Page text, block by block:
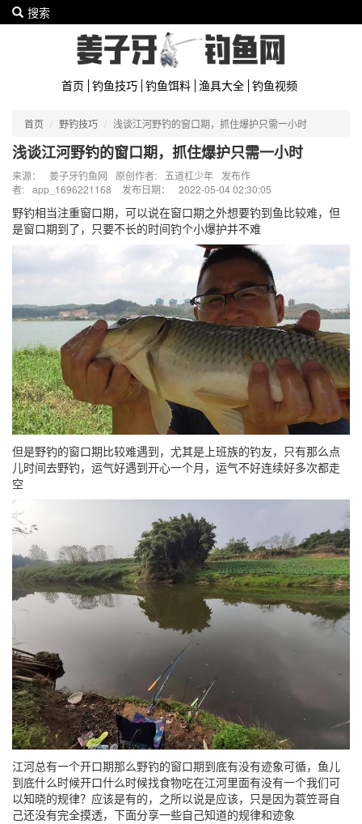
搜索
首页 钓鱼技巧 钓鱼饵料 渔具大全 钓鱼视频
首页 野钓技巧 浅谈江河野钓的窗口期，抓住爆护只需一小时
浅谈江河野钓的窗口期，抓住爆护只需一小时
来源： 姜子牙钓鱼网 原创作者: 五道杠少年
发布作
者: app_1696221168 发布日期： 2022-05-04 02:30:05
野钓相当注重窗口期，可以说在窗口期之外想要钓到鱼比较难，但
是窗口期到了，只要不长的时间钓个小爆护并不难
但是野钓的窗口期比较难遇到，尤其是上班族的钓友，只有那么点
儿时间去野钓，运气好遇到开心一个月，运气不好连续好多次都走
空
江河总有一个开口期那么野钓的窗口期到底有没有迹象可循，鱼儿
到底什么时候开口什么时候找食物吃在江河里面有没有一个我们可
以知晓的规律？应该是有的，之所以说是应该，只是因为蓑笠哥自
己还没有完全摸透，下面分享一些自己知道的规律和迹象